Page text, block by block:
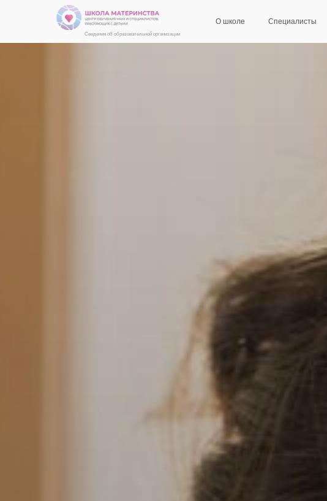
О школе Специалисты
Сведения об образовательной организации